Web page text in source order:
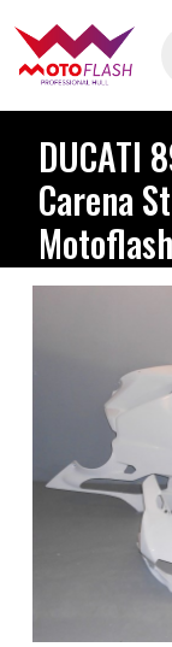
DUCATI
Carena
Motoflash